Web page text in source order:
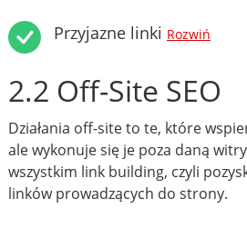
Przyjazne linki Rozwiń
2.2 Off-Site SEO
Działania off-site to te, które
ale wykonuje się je poza daną
wszystkim link building, czyli
linków prowadzących do strony.